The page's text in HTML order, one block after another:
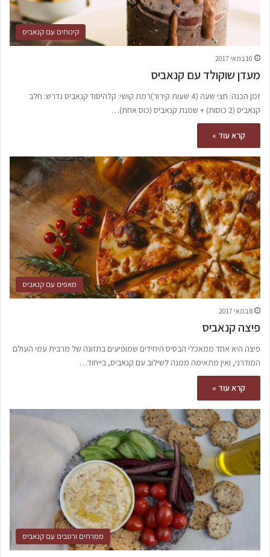
קינוחים עם קנאביס
10 במאי 2017
מעדן שוקולד עם קנאביס
זמן הכנה: חצי שעה (4 שעות קירור)רמת קושי: קלהיסוד קנאביס נדרש: חלב
קנאביס (2 כוסות) + שמנת קנאביס (כוס אחת)…
קרא עוד »
מאפים עם קנאביס
8 במאי 2017
פיצה קנאביס
פיצה היא אחד ממאכלי הבסיס היחידים שמופיעים בתזונה של מרבית עמי העולם
המודרני, ואין מתאימה ממנה לשילוב עם קנאביס, בייחוד…
קרא עוד »
ממרחים ורטבים עם קנאביס